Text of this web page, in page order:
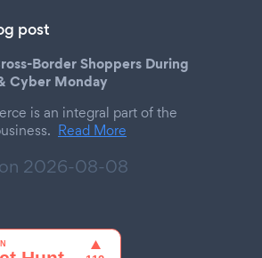
post
Border Shoppers During
Cyber Monday
is an integral part of the
Read More
2026-08-08